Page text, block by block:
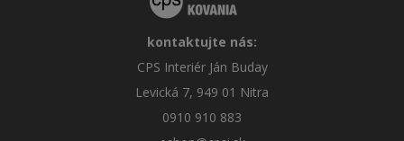
kontaktujte nás:
CPS Interiér Ján Buday
Levická 7, 949 01 Nitra
0910 910 883